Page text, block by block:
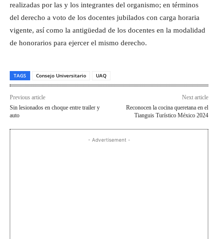
realizadas por las y los integrantes del organismo; en términos
del derecho a voto de los docentes jubilados con carga horaria
vigente, así como la antigüedad de los docentes en la modalidad
de honorarios para ejercer el mismo derecho.
TAGS Consejo Universitario UAQ
Previous article
Sin lesionados en choque entre trailer y
auto
Next article
Reconocen la cocina queretana en el
Tianguis Turístico México 2024
- Advertisement -